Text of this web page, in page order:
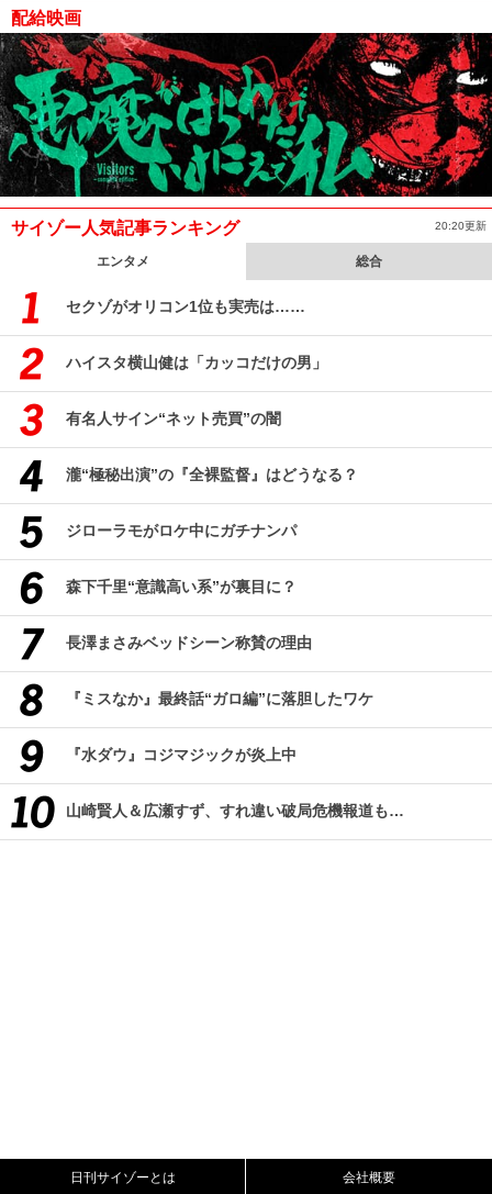
配給映画
サイゾー人気記事ランキング 20:20更新
エンタメ 総合
セクゾがオリコン1位も実売は……
ハイスタ横山健は「カッコだけの男」
有名人サイン“ネット売買”の闇
瀧“極秘出演”の『全裸監督』はどうなる？
ジローラモがロケ中にガチナンパ
森下千里“意識高い系”が裏目に？
長澤まさみベッドシーン称賛の理由
『ミスなか』最終話“ガロ編”に落胆したワケ
『水ダウ』コジマジックが炎上中
山崎賢人＆広瀬すず、すれ違い破局危機報道も…
日刊サイゾーとは 会社概要